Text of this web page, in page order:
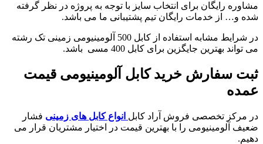
مشاوره رایگان برای انتخاب سایز با توجه به پروژه در نظر گرفته
شده و… از خدمات رایگان تیم پشتیبانی ما می باشد.
در شرایط مشابه استفاده از کابل 500 آلومینیومی زمینی تک رشته
می تواند بهترین جایگزین برای کابل 400 مسی باشد.
ثبت سفارش خرید کابل آلومینیومی قیمت
عمده
در مرکز تخصصی فروش آراد کابل انواع کابل های زمینی فشار
ضعیف آلومینیومی را با بهترین قیمت در اختیار مشتریان قرار می
دهیم.